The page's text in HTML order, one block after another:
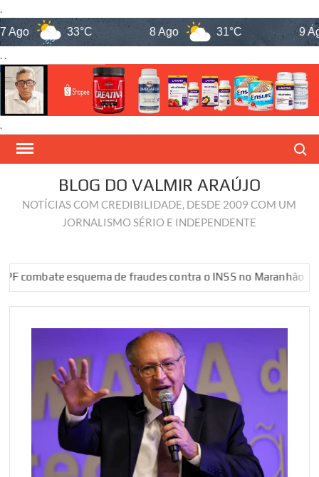
.
33°C 8 Ago 31°C 9 Ago
. .
.
Skip
BLOG DO VALMIR ARAÚJO
NOTÍCIAS COM CREDIBILIDADE, DESDE 2009 COM UM
JORNALISMO SÉRIO E INDEPENDENTE
esquema de fraudes contra o INSS no Maranhão PF